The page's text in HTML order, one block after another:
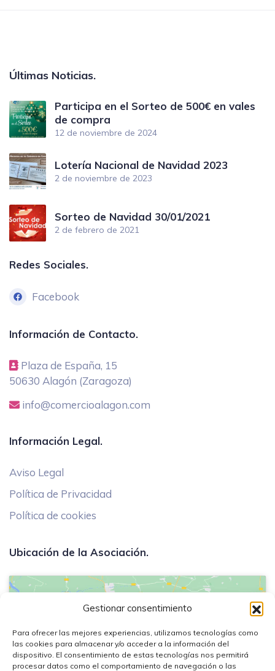
Gestionar consentimiento
Para ofrecer las mejores experiencias, utilizamos tecnologías como
las cookies para almacenar y/o acceder a la información del
dispositivo. El consentimiento de estas tecnologías nos permitirá
procesar datos como el comportamiento de navegación o las
Últimas Noticias.
Participa en el Sorteo de 500€ en vales
de compra
12 de noviembre de 2024
Lotería Nacional de Navidad 2023
2 de noviembre de 2023
Sorteo de Navidad 30/01/2021
2 de febrero de 2021
Redes Sociales.
Facebook
Información de Contacto.
Plaza de España, 15
50630 Alagón (Zaragoza)
info@comercioalagon.com
Información Legal.
Aviso Legal
Política de Privacidad
Política de cookies
Ubicación de la Asociación.
Haz clic en «Estoy de acuerdo» para
activar Google maps